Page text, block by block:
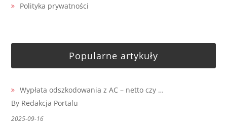
Polityka prywatności
Popularne artykuły
Wypłata odszkodowania z AC – netto czy …
By Redakcja Portalu
2025-09-16